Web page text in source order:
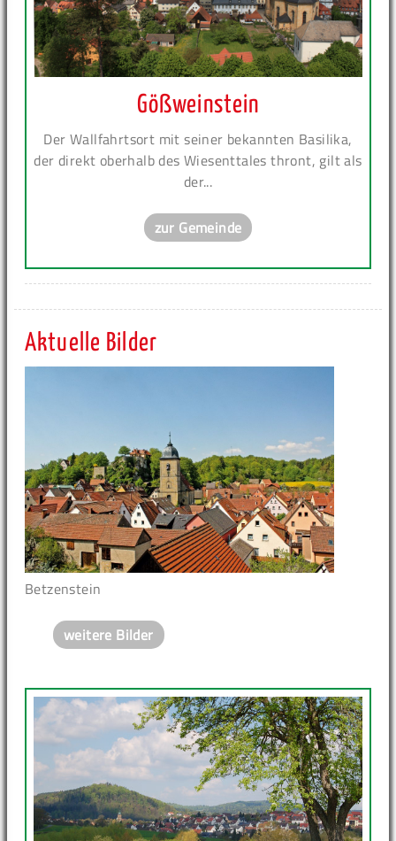
Gößweinstein
Der Wallfahrtsort mit seiner bekannten Basilika,
der direkt oberhalb des Wiesenttales thront, gilt als
der...
zur Gemeinde
Aktuelle Bilder
Betzenstein
weitere Bilder